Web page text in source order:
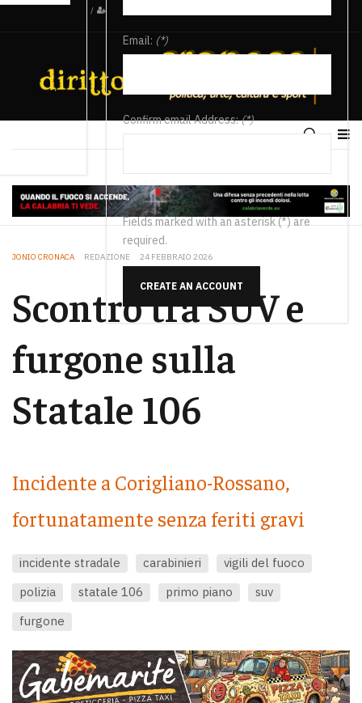
/
Email: (*)
Confirm email Address:(*)
Fields marked with an asterisk (*) are
required.
CREATE AN ACCOUNT
JONIO CRONACA REDAZIONE 24 FEBBRAIO 2026
Scontro tra SUV e
furgone sulla
Statale 106
Incidente a Corigliano-Rossano,
fortunatamente senza feriti gravi
incidente stradale carabinieri
vigili del fuoco
polizia
statale 106 primo piano
suv
furgone